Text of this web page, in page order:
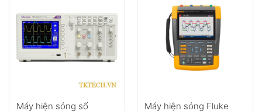
Máy hiện sóng số Máy hiện sóng Fluke